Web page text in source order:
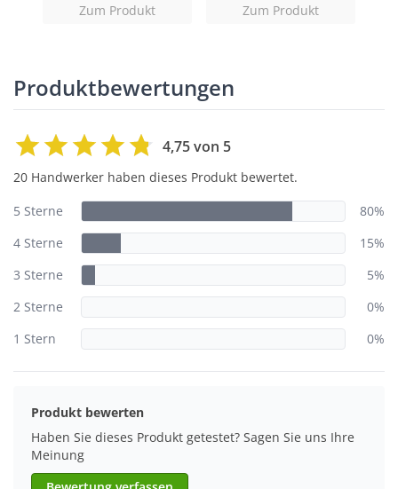
Zum Produkt
Zum Produkt
Produktbewertungen
4,75 von 5
20 Handwerker haben dieses Produkt bewertet.
5 Sterne
80%
4 Sterne
15%
3 Sterne
5%
2 Sterne
0%
1 Stern
0%
Produkt bewerten
Haben Sie dieses Produkt getestet? Sagen Sie uns Ihre
Meinung